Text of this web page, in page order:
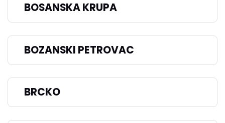
BOSANSKA KRUPA
BOZANSKI PETROVAC
BRCKO